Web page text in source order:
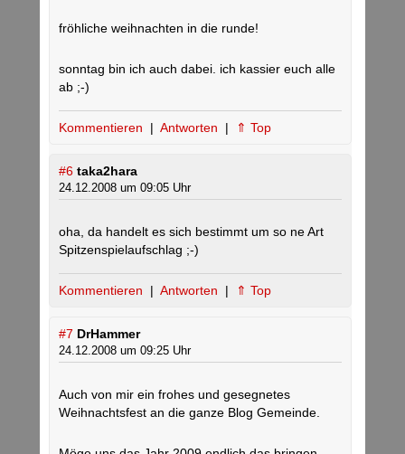
fröhliche weihnachten in die runde!
sonntag bin ich auch dabei. ich kassier euch alle
ab ;-)
Kommentieren | Antworten | ⇑ Top
#6 taka2hara
24.12.2008 um 09:05 Uhr
oha, da handelt es sich bestimmt um so ne Art
Spitzenspielaufschlag ;-)
Kommentieren | Antworten | ⇑ Top
#7 DrHammer
24.12.2008 um 09:25 Uhr
Auch von mir ein frohes und gesegnetes
Weihnachtsfest an die ganze Blog Gemeinde.